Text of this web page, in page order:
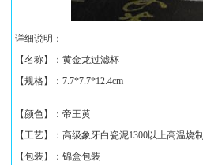
详细说明：
【名称】： 黄金龙过滤杯
【规格】： 7.7*7.7*12.4cm
【颜色】：帝王黄
【工艺】：高级象牙白瓷泥1300以上高温烧制
【包装】：锦盒包装